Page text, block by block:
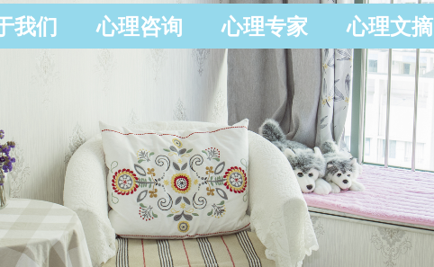
我们 心理咨询 心理专家 心理文摘